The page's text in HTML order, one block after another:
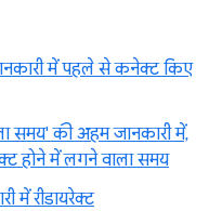
में पहले से कनेक्ट किए
समय' की अहम जानकारी में,
होने में लगने वाला समय
में रीडायरेक्ट